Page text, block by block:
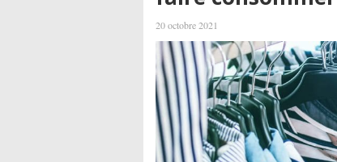
20 octobre 2021